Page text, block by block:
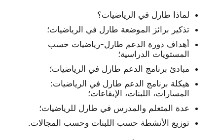
لماذا طارل في الرياضيات؟
تذكير برائز الموضعة طارل في الرياضيات؛
أهداف دورة الدعم طارل-رياضيات حسب
المستويات الدراسية؛
مبادئ برنامج الدعم طارل في الرياضيات؛
هيكلة برنامج الدعم طارل في الرياضيات:
المسارات، اللبنات، الإيقاعات؛
عدة المتعلم والمدرس في طارل للرياضيات؛
توزيع الأنشطة حسب اللبنات وحسب المجالات.